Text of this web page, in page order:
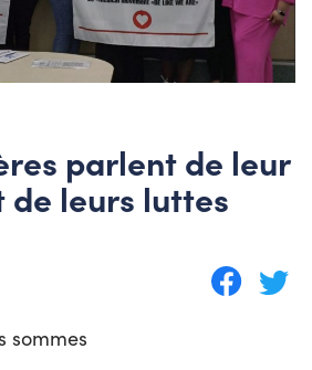
parlent de leur
leurs luttes
sommes